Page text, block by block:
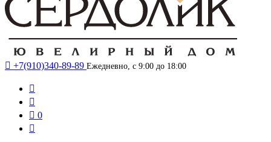
 +7(910)340-89-89 Ежедневно, с 9:00 до 18:00


 0
